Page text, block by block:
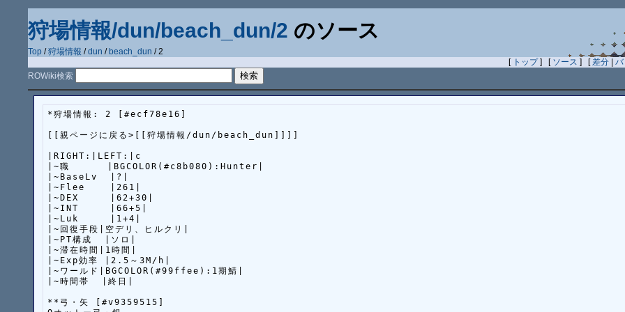
狩場情報/dun/beach_dun/2 のソース
Top /狩場情報 /dun / beach_dun / 2
[ トップ] [ ソース ] [ 差分 |バ
ROWiki検索
*狩場情報: 2 [#ecf78e16]
[[親ページに戻る>[[狩場情報/dun/beach_dun]]]]
|RIGHT:|LEFT:|c
|~職      |BGCOLOR(#c8b080):Hunter|
|~BaseLv  |?|
|~Flee    |261|
|~DEX     |62+30|
|~INT     |66+5|
|~Luk     |1+4|
|~回復手段|空デリ、ヒルクリ|
|~PT構成  |ソロ|
|~滞在時間|1時間|
|~Exp効率 |2.5～3M/h|
|~ワールド|BGCOLOR(#99ffee):1期鯖|
|~時間帯  |終日|
**弓・矢 [#v9359515]